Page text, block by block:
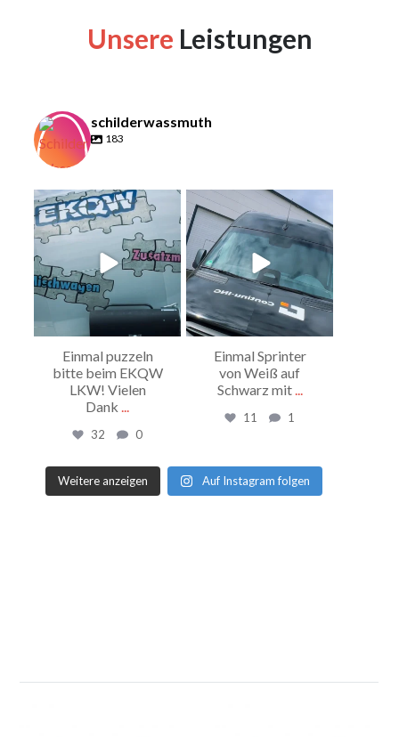
Unsere Leistungen
schilderwassmuth
183
schilderwassmuth
Apr. 17
Einmal puzzeln
bitte beim EKQW
LKW! Vielen
Dank ...
32 0
schilderwassmuth
Apr. 17
Einmal Sprinter
von Weiß auf
Schwarz mit ...
11 1
Weitere anzeigen Auf Instagram folgen